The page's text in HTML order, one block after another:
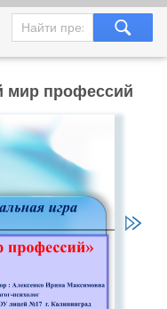
мир профессий